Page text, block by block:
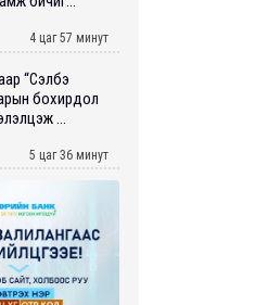
4 цаг 57 минут
“Сэлбэ
бохирдол
...
5 цаг 36 минут